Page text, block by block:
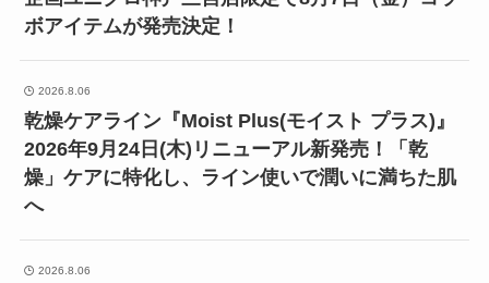
ボアイテムが発売決定！
2026.8.06
乾燥ケアライン『Moist Plus(モイスト プラス)』
2026年9月24日(木)リニューアル新発売！「乾
燥」ケアに特化し、ライン使いで潤いに満ちた肌
へ
2026.8.06